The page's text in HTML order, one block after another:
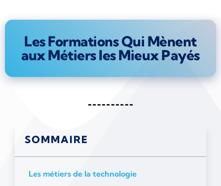
Les Formations Qui Mènent
aux Métiers les Mieux Payés
SOMMAIRE
Les métiers de la technologie